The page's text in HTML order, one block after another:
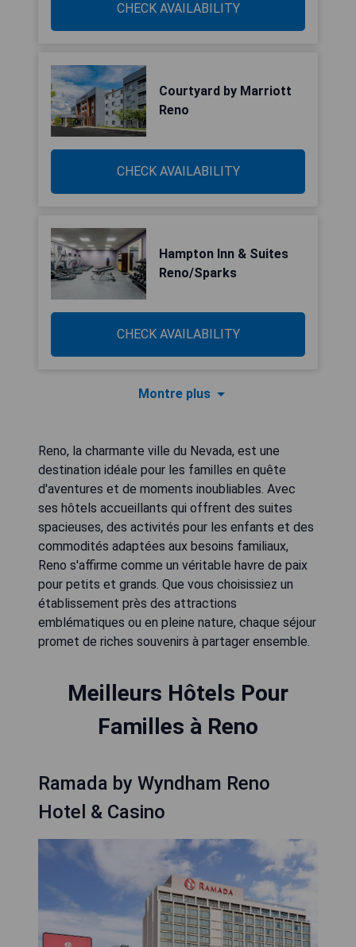
CHECK AVAILABILITY
Courtyard by Marriott
Reno
CHECK AVAILABILITY
Hampton Inn & Suites
Reno/Sparks
CHECK AVAILABILITY
Montre plus
Reno, la charmante ville du Nevada, est une
destination idéale pour les familles en quête
d'aventures et de moments inoubliables. Avec
ses hôtels accueillants qui offrent des suites
spacieuses, des activités pour les enfants et des
commodités adaptées aux besoins familiaux,
Reno s'affirme comme un véritable havre de paix
pour petits et grands. Que vous choisissiez un
établissement près des attractions
emblématiques ou en pleine nature, chaque séjour
promet de riches souvenirs à partager ensemble.
Meilleurs Hôtels Pour
Familles à Reno
Ramada by Wyndham Reno
Hotel & Casino